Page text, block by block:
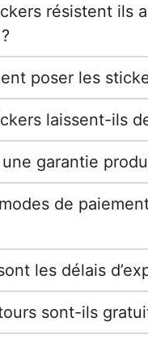
résistent ils
poser les
laissent-ils
garantie
de
les délais
sont-ils